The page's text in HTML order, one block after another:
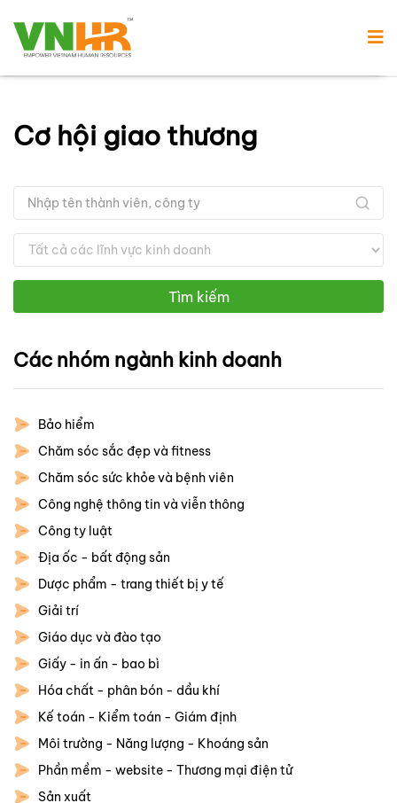
Cơ hội giao thương
Tìm kiếm
Các nhóm ngành kinh doanh
Bảo hiểm
Chăm sóc sắc đẹp và fitness
Chăm sóc sức khỏe và bệnh viên
Công nghệ thông tin và viễn thông
Công ty luật
Địa ốc - bất động sản
Dược phẩm - trang thiết bị y tế
Giải trí
Giáo dục và đào tạo
Giấy - in ấn - bao bì
Hóa chất - phân bón - dầu khí
Kế toán - Kiểm toán - Giám định
Môi trường - Năng lượng - Khoáng sản
Phần mềm - website - Thương mại điện tử
Sản xuất